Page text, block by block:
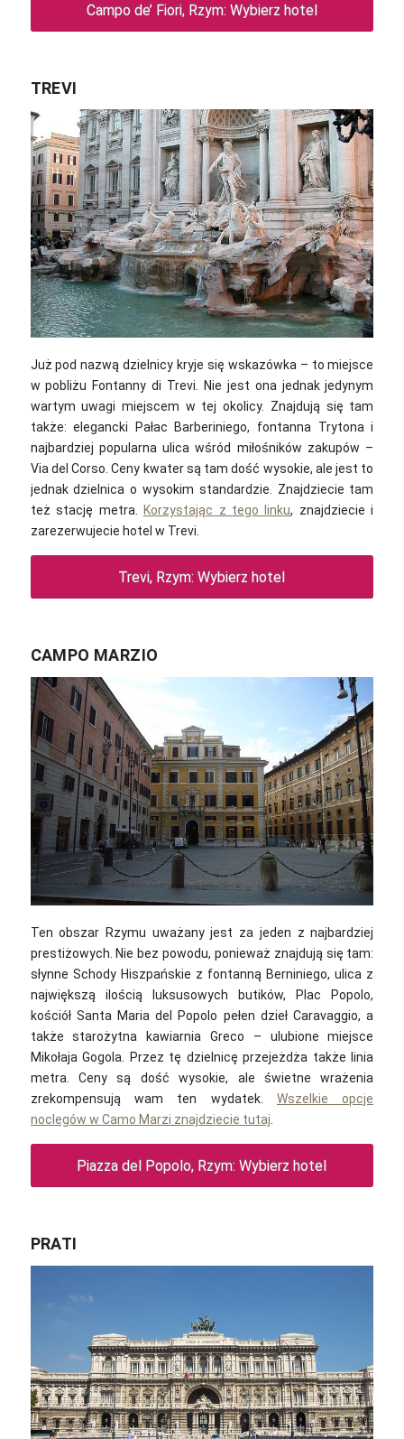
Campo de’ Fiori, Rzym: Wybierz hotel
TREVI
Już pod nazwą dzielnicy kryje się wskazówka – to miejsce
w pobliżu Fontanny di Trevi. Nie jest ona jednak jedynym
wartym uwagi miejscem w tej okolicy. Znajdują się tam
także: elegancki Pałac Barberiniego, fontanna Trytona i
najbardziej popularna ulica wśród miłośników zakupów –
Via del Corso. Ceny kwater są tam dość wysokie, ale jest to
jednak dzielnica o wysokim standardzie. Znajdziecie tam
też stację metra. Korzystając z tego linku, znajdziecie i
zarezerwujecie hotel w Trevi.
Trevi, Rzym: Wybierz hotel
CAMPO MARZIO
Ten obszar Rzymu uważany jest za jeden z najbardziej
prestiżowych. Nie bez powodu, ponieważ znajdują się tam:
słynne Schody Hiszpańskie z fontanną Berniniego, ulica z
największą ilością luksusowych butików, Plac Popolo,
kościół Santa Maria del Popolo pełen dzieł Caravaggio, a
także starożytna kawiarnia Greco – ulubione miejsce
Mikołaja Gogola. Przez tę dzielnicę przejeżdża także linia
metra. Ceny są dość wysokie, ale świetne wrażenia
zrekompensują wam ten wydatek.Wszelkie opcje
noclegów w Camo Marzi znajdziecie tutaj
Piazza del Popolo, Rzym: Wybierz hotel
PRATI